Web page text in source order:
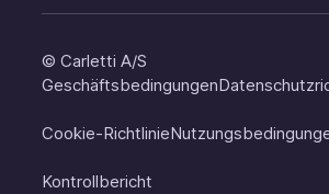
© Carletti A/S
Geschäftsbedingungen
Cookie-Richtlinie
Kontrollbericht